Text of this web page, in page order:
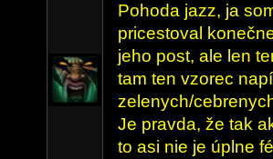
Pohoda jazz, ja
pricestoval
jeho post, ale len
tam ten vzorec
zelenych/
Je pravda, že tak
to asi nie je úplne